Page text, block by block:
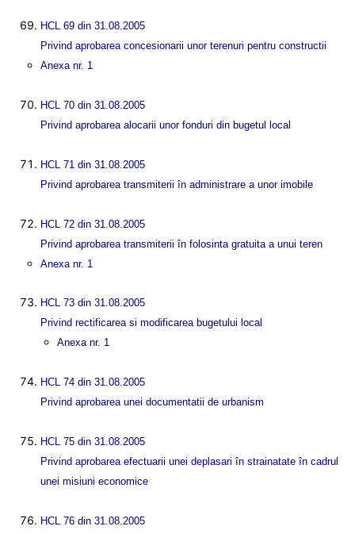
HCL 69 din 31.08.2005
Privind aprobarea concesionarii unor terenuri pentru constructii
Anexa nr. 1
HCL 70 din 31.08.2005
Privind aprobarea alocarii unor fonduri din bugetul local
HCL 71 din 31.08.2005
Privind aprobarea transmiterii în administrare a unor imobile
HCL 72 din 31.08.2005
Privind aprobarea transmiterii în folosinta gratuita a unui teren
Anexa nr. 1
HCL 73 din 31.08.2005
Privind rectificarea si modificarea bugetului local
Anexa nr. 1
HCL 74 din 31.08.2005
Privind aprobarea unei documentatii de urbanism
HCL 75 din 31.08.2005
Privind aprobarea efectuarii unei deplasari în strainatate în cadrul
unei misiuni economice
HCL 76 din 31.08.2005